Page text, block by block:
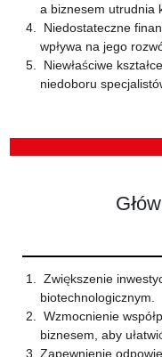
a biznesem utrudnia
Niedostateczne
wpływa na jego
Niewłaściwe
niedoboru
Zwiększenie
biotechnologicznym.
Wzmocnienie
biznesem, aby
Zapewnienie